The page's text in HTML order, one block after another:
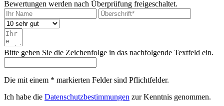
Bewertungen werden nach Überprüfung freigeschaltet.
Bitte geben Sie die Zeichenfolge in das nachfolgende Textfeld ein.
Die mit einem * markierten Felder sind Pflichtfelder.
Ich habe die Datenschutzbestimmungen zur Kenntnis genommen.